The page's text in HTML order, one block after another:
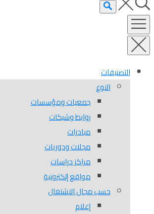
التصنيفات
النوع
جمعيات ومؤسسات
روابط وشبكات
مبادرات
مجلات ودوريات
مراكز دراسات
مواقع إلكترونية
حسب مجال الاشتغال
إعلام